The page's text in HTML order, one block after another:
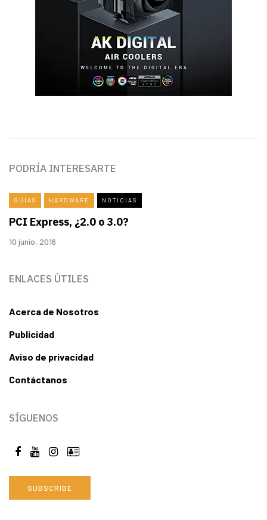
PODRÍA INTERESARTE
GUÍAS HARDWARE NOTICIAS
PCI Express, ¿2.0 o 3.0?
10 junio, 2016
ENLACES ÚTILES
Acerca de Nosotros
Publicidad
Aviso de privacidad
Contáctanos
SÍGUENOS
SUBSCRIBE